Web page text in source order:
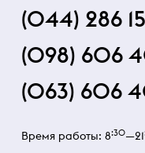
(044) 286
(098) 606
(063) 606
Время работы: 8:30—21